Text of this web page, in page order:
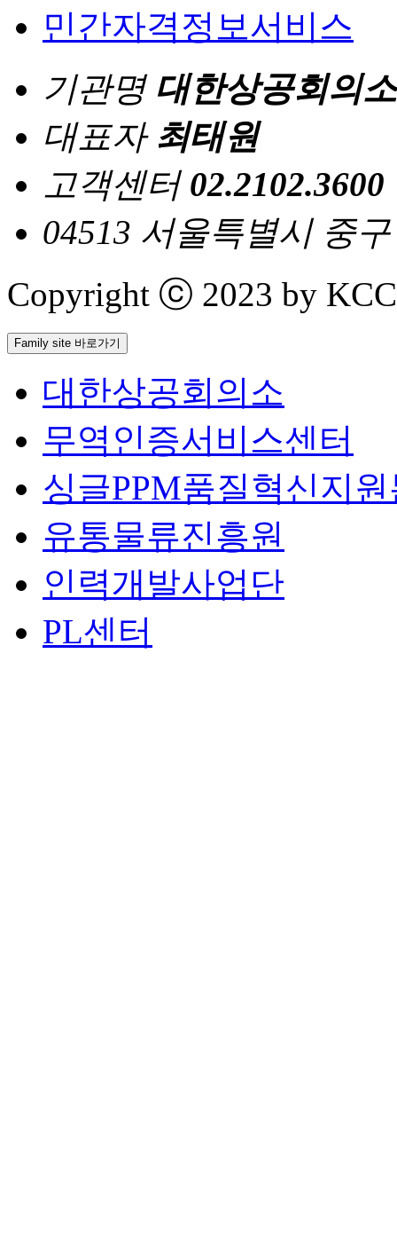
민간자격정보서비스
기관명 대한상공회의소
대표자 최태원
고객센터 02.2102.3600
04513 서울특별시 중
Copyright ⓒ 2023 by
Family site 바로가기
대한상공회의소
무역인증서비스센터
싱글PPM품질혁신지
유통물류진흥원
인력개발사업단
PL센터